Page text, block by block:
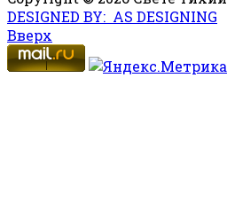
DESIGNED BY: AS DESIGNING
Вверх